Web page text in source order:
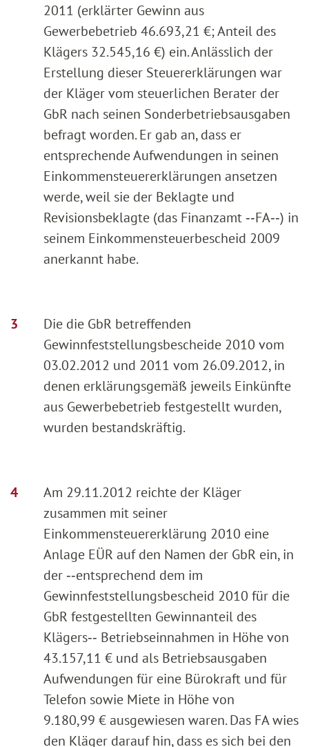
2011 (erklärter Gewinn aus
Gewerbebetrieb 46.693,21 €; Anteil des
Klägers 32.545,16 €) ein. Anlässlich der
Erstellung dieser Steuererklärungen war
der Kläger vom steuerlichen Berater der
GbR nach seinen Sonderbetriebsausgaben
befragt worden. Er gab an, dass er
entsprechende Aufwendungen in seinen
Einkommensteuererklärungen ansetzen
werde, weil sie der Beklagte und
Revisionsbeklagte (das Finanzamt ‑‑FA‑‑) in
seinem Einkommensteuerbescheid 2009
anerkannt habe.
Die die GbR betreffenden
Gewinnfeststellungsbescheide 2010 vom
03.02.2012 und 2011 vom 26.09.2012, in
denen erklärungsgemäß jeweils Einkünfte
aus Gewerbebetrieb festgestellt wurden,
wurden bestandskräftig.
Am 29.11.2012 reichte der Kläger
zusammen mit seiner
Einkommensteuererklärung 2010 eine
Anlage EÜR auf den Namen der GbR ein, in
der ‑‑entsprechend dem im
Gewinnfeststellungsbescheid 2010 für die
GbR festgestellten Gewinnanteil des
Klägers‑‑ Betriebseinnahmen in Höhe von
43.157,11 € und als Betriebsausgaben
Aufwendungen für eine Bürokraft und für
Telefon sowie Miete in Höhe von
9.180,99 € ausgewiesen waren. Das FA wies
den Kläger darauf hin, dass es sich bei den